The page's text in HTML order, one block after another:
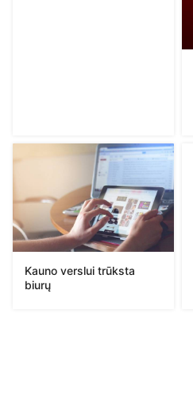
Kauno verslui trūksta
biurų